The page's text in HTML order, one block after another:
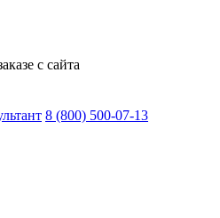
с сайта
8 (800) 500-07-13